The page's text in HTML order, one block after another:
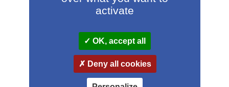
Choix des options
activate
OK, accept all
Deny all cookies